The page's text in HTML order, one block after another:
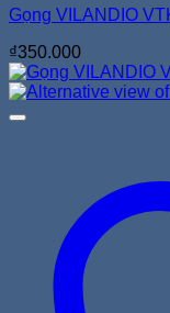
Gọng VILANDIO
₫350.000